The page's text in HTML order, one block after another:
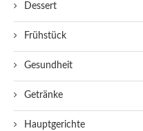
Dessert
Frühstück
Gesundheit
Getränke
Hauptgerichte